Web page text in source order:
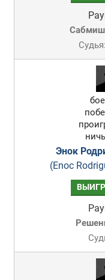
Энок
(Enoc